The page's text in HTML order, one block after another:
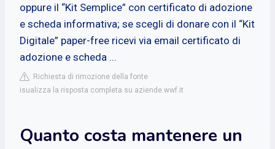
oppure il “Kit Semplice” con certificato di adozione
e scheda informativa; se scegli di donare con il “Kit
Digitale” paper-free ricevi via email certificato di
adozione e scheda ...
Richiesta di rimozione della fonte
isualizza la risposta completa su aziende.wwf.it
Quanto costa mantenere un